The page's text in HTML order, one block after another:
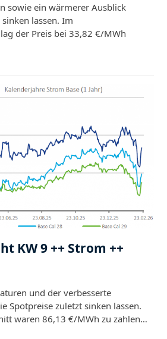
sowie ein wärmerer Ausblick
lassen. Im
der Preis bei 33,82 €/MWh
KW 9 ++ Strom ++
und der verbesserte
Spotpreise zuletzt sinken lassen.
waren 86,13 €/MWh zu zahlen…